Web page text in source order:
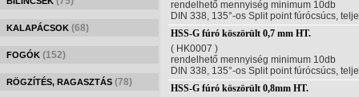
KALAPÁCSOK (68)
FOGÓK (152)
RÖGZÍTÉS, RAGASZTÁS (78)
rendelhető mennyiség minimum 10db
DIN 338, 135°-os Split point fúrócsúcs,
HSS-G fúró köszörült 0,7 mm HT.
( HK0007 )
rendelhető mennyiség minimum 10db
DIN 338, 135°-os Split point fúrócsúcs,
HSS-G fúró köszörült 0,8mm HT.